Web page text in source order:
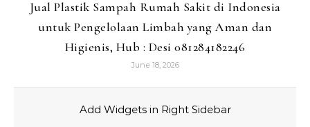
Jual Plastik Sampah Rumah Sakit di Indonesia
untuk Pengelolaan Limbah yang Aman dan
Higienis, Hub : Desi 081284182246
June 18, 2026
Add Widgets in Right Sidebar